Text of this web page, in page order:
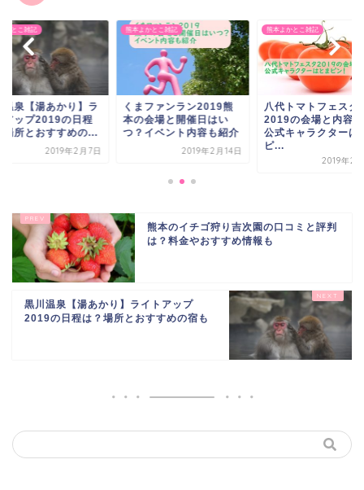
かとこ雑記
温泉【湯あかり】ラ
アップ2019の日程
場所とおすすめの...
2019年2月7日
熊本よかとこ雑記
くまファンラン2019熊
本の会場と開催日はい
つ？イベント内容も紹介
2019年2月14日
熊本よかとこ雑記
八代トマトフェスタ
2019の会場と内容
公式キャラクターは
ピ...
2019年2
熊本のイチゴ狩り吉次園の口コミと評判
は？料金やおすすめ情報も
黒川温泉【湯あかり】ライトアップ
2019の日程は？場所とおすすめの宿も